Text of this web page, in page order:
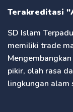
Terakreditasi
SD Islam
memiliki trade
pikir, olah rasa
lingkungan alam